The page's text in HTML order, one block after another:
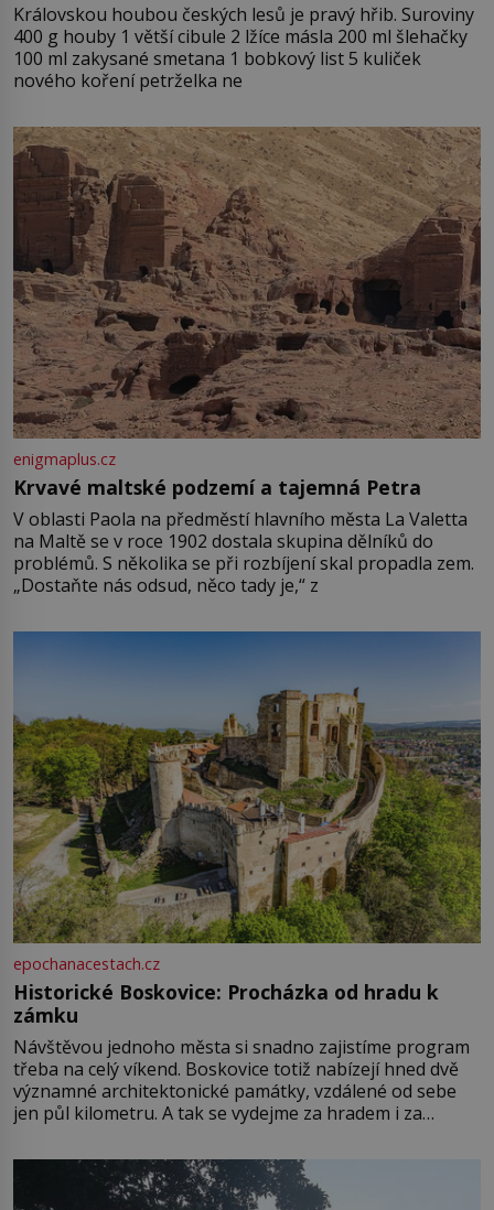
Královskou houbou českých lesů je pravý hřib. Suroviny
400 g houby 1 větší cibule 2 lžíce másla 200 ml šlehačky
100 ml zakysané smetana 1 bobkový list 5 kuliček
nového koření petrželka ne
enigmaplus.cz
Krvavé maltské podzemí a tajemná Petra
V oblasti Paola na předměstí hlavního města La Valetta
na Maltě se v roce 1902 dostala skupina dělníků do
problémů. S několika se při rozbíjení skal propadla zem.
„Dostaňte nás odsud, něco tady je,“ z
epochanacestach.cz
Historické Boskovice: Procházka od hradu k
zámku
Návštěvou jednoho města si snadno zajistíme program
třeba na celý víkend. Boskovice totiž nabízejí hned dvě
významné architektonické památky, vzdálené od sebe
jen půl kilometru. A tak se vydejme za hradem i za
Boskovice na okraji Drahanské vrchoviny vznikla někdy
ve13. století, a už v roce 1313 kronikáři zaznamenali